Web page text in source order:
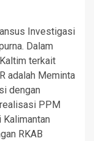
Investigasi
Dalam
terkait
adalah Meminta
dengan
PPM
Kalimantan
RKAB